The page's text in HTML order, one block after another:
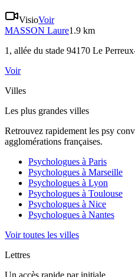
VisioVoir
MASSON Laure1.9 km
1, allée du stade 94170 Le
Voir
Villes
Les plus grandes villes
Retrouvez rapidement les psy
agglomérations françaises.
Psychologues à Paris
Psychologues à Marseille
Psychologues à Lyon
Psychologues à Toulouse
Psychologues à Nice
Psychologues à Nantes
Voir toutes les villes
Lettres